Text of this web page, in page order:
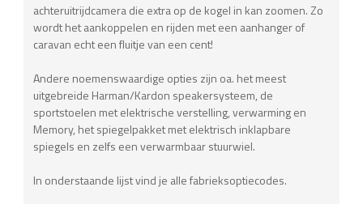
achteruitrijdcamera die extra op de kogel in kan zoomen. Zo
wordt het aankoppelen en rijden met een aanhanger of
caravan echt een fluitje van een cent!
Andere noemenswaardige opties zijn oa. het meest
uitgebreide Harman/Kardon speakersysteem, de
sportstoelen met elektrische verstelling, verwarming en
Memory, het spiegelpakket met elektrisch inklapbare
spiegels en zelfs een verwarmbaar stuurwiel.
In onderstaande lijst vind je alle fabrieksoptiecodes.